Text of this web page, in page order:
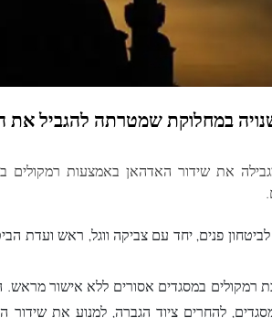
במחלוקת שמטרתה להגביל את
את שידור האדהאן באמצעות רמקולים
פנים, יחד עם צביקה ווגל, ראש ועדת
במסגדים אסורים ללא אישור מראש.